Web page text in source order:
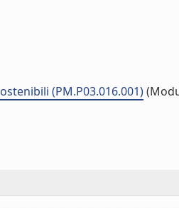
(PM.P03.016.001)